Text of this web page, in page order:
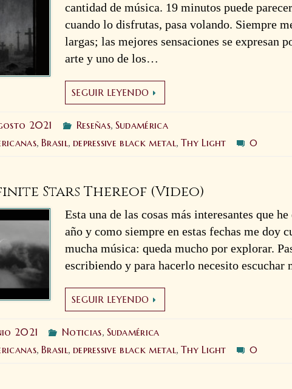
cantidad de música. 19 minutos puede
cuando lo disfrutas, pasa volando. Siempre
largas; las mejores sensaciones se expresan
arte y uno de los…
SEGUIR LEYENDO
2021 Reseñas, Sudamérica
, Brasil, depressive black metal, Thy Light 0
Stars Thereof (Video)
Esta una de las cosas más interesantes que
año y como siempre en estas fechas me doy
mucha música: queda mucho por explorar.
escribiendo y para hacerlo necesito
SEGUIR LEYENDO
2021 Noticias, Sudamérica
, Brasil, depressive black metal, Thy Light 0